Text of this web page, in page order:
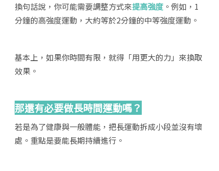
換句話說，你可能需要調整方式來提高強度 。例如，1
分鐘的高強度運動，大約等於2分鐘的中等強度運動。
基本上，如果你時間有限，就得「用更大的力」來換取
效果。
那還有必要做長時間運動嗎？
若是為了健康與一般體能，把長運動拆成小段並沒有壞
處。重點是要能長期持續進行。